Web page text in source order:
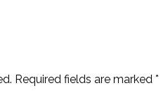
Required fields are marked*